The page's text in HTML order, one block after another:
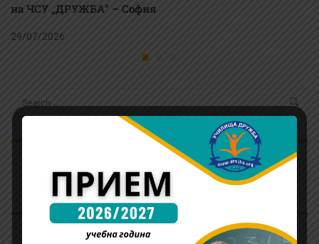
на ЧСУ „ДРУЖБА“ – София
29/07/2026
Информация относно родителските срещи и
адаптационните дни в училището
Ръководството на ЧСУ “ДРУЖБА” – София